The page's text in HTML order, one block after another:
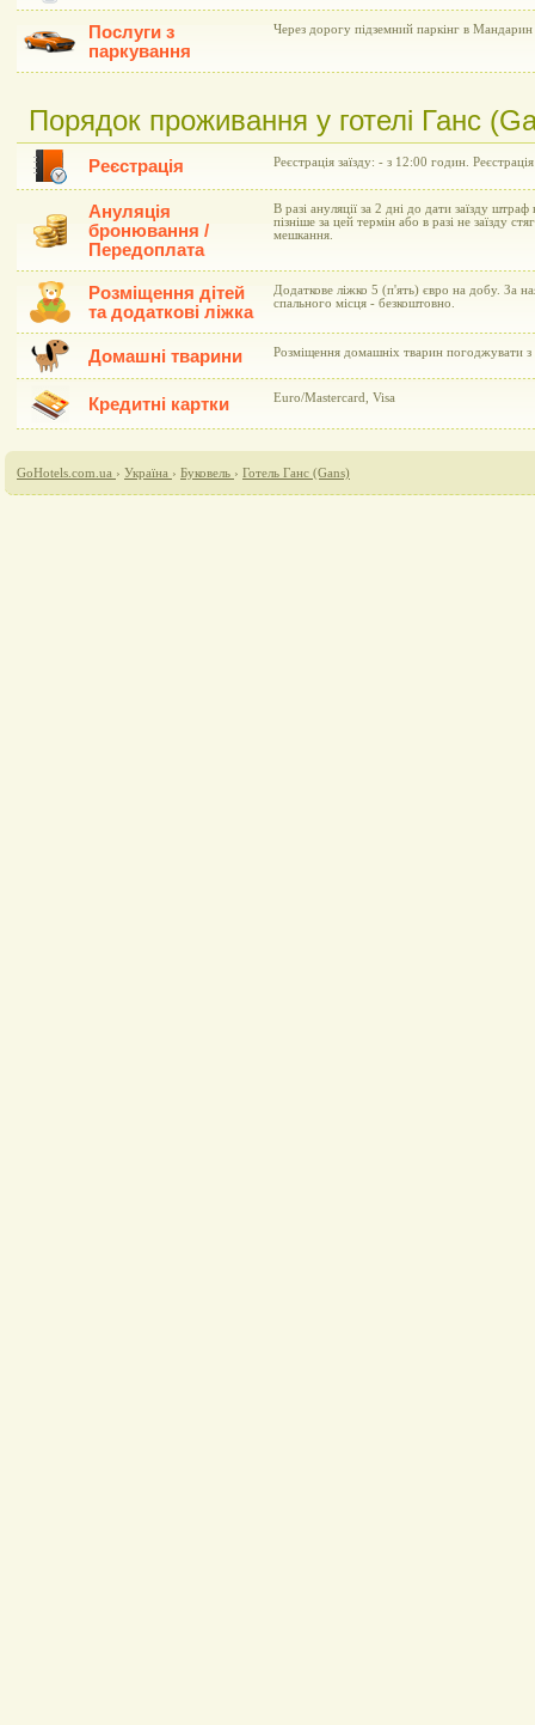
Послуги з
паркування
Через дорогу підземний паркінг в
Порядок проживання у готелі Ганс
Реєстрація Реєстрація заїзду: - з 12:00 годин.
Ануляція
бронювання /
Передоплата
В разі ануляції за 2 дні до дати заїзду штраф
пізніше за цей термін або в разі не заїзду
мешкання.
Розміщення дітей
та додаткові ліжка
Додаткове ліжко 5 (п'ять) євро на добу. За
спального місця - безкоштовно.
Домашні тварини Розміщення домашніх тварин погоджувати з
Кредитні картки Euro/Mastercard, Visa
GoHotels.com.ua › Україна › Буковель › Готель Ганс (Gans)